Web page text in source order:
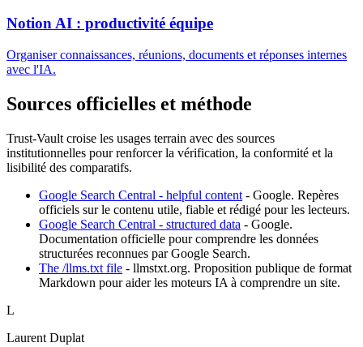
Notion AI : productivité équipe
Organiser connaissances, réunions, documents et réponses internes
avec l'IA.
Sources officielles et méthode
Trust-Vault croise les usages terrain avec des sources
institutionnelles pour renforcer la vérification, la conformité et la
lisibilité des comparatifs.
Google Search Central - helpful content - Google. Repères
officiels sur le contenu utile, fiable et rédigé pour les lecteurs.
Google Search Central - structured data - Google.
Documentation officielle pour comprendre les données
structurées reconnues par Google Search.
The /llms.txt file - llmstxt.org. Proposition publique de format
Markdown pour aider les moteurs IA à comprendre un site.
L
Laurent Duplat